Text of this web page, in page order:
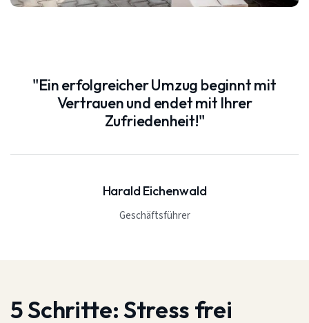
"Ein erfolgreicher Umzug beginnt mit
Vertrauen und endet mit Ihrer
Zufriedenheit!"
Harald Eichenwald
Geschäftsführer
5 Schritte:Stress frei